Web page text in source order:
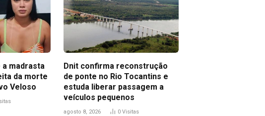
a madrasta
da morte
Veloso
Dnit confirma reconstrução
de ponte no Rio Tocantins e
estuda liberar passagem a
veículos pequenos
agosto 8, 2026 0 Visitas